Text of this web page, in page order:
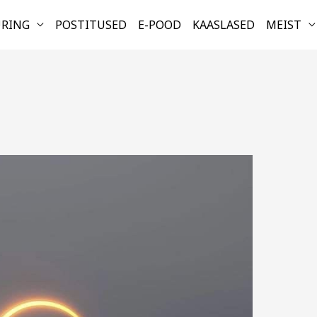
POSTITUSED E-POOD KAASLASED MEIST